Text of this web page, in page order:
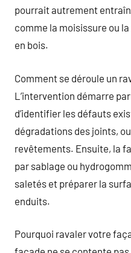
pourrait autrement
comme la moisissure ou
en bois.
Comment se déroule un
L’intervention démarre
d’identifier les défauts
dégradations des joints,
revêtements. Ensuite, la
par sablage ou
saletés et préparer la
enduits.
Pourquoi ravaler votre